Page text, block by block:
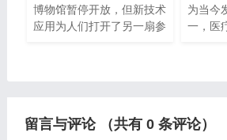
博物馆暂停开放，但新技术
应用为人们打开了另一扇参
为当今
一，医
留言与评论 （共有 0条评论）